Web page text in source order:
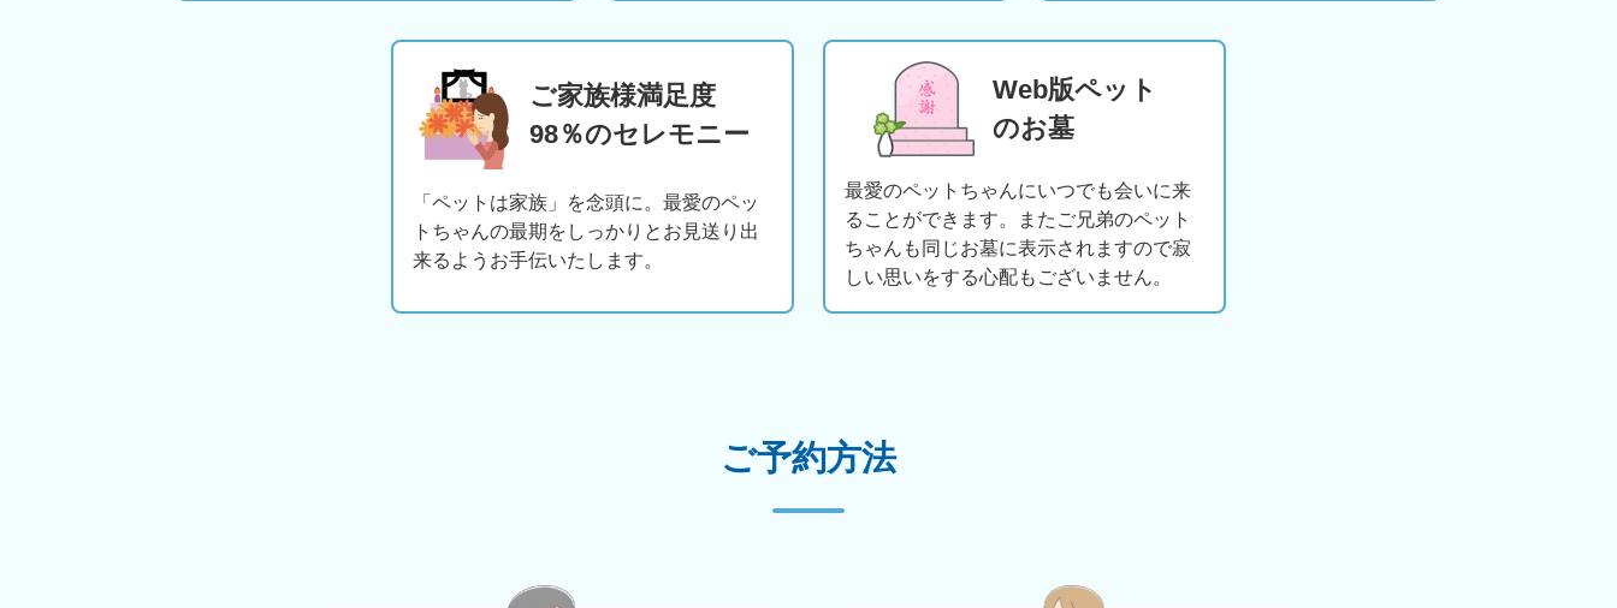
ご家族様満足度
98％のセレモニー
「ペットは家族」を念頭に。最愛のペッ
トちゃんの最期をしっかりとお見送り出
来るようお手伝いたします。
Web版ペット
のお墓
最愛のペットちゃんにいつでも会いに来
ることができます。またご兄弟のペット
ちゃんも同じお墓に表示されますので寂
しい思いをする心配もございません。
ご予約方法